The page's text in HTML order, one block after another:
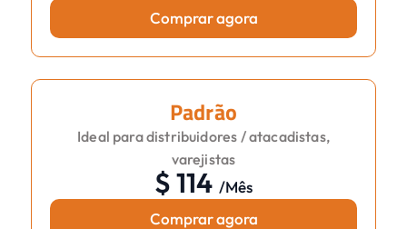
Comprar agora
Padrão
Ideal para distribuidores / atacadistas,
varejistas
$114 /Mês
Comprar agora